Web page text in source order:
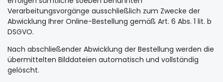
Verarbeitungsvorgänge ausschließlich zum Zwecke der
Abwicklung Ihrer Online-Bestellung gemäß Art. 6 Abs. 1 lit. b
DSGVO.
Nach abschließender Abwicklung der Bestellung werden die
übermittelten Bilddateien automatisch und vollständig
gelöscht.